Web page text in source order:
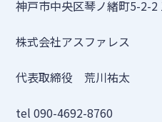
神戸市中央区琴ノ緒町5-2-2
株式会社アスファレス
代表取締役 荒川祐太
tel 090-4692-8760